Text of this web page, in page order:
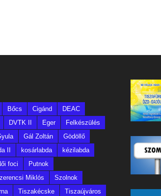
Bőcs Cigánd
DEAC
DVTK II Eger
Felkészülés
Gál Zoltán
Gödöllő
II kosárlabda
kézilabda
foci
Putnok
Miklós
Szolnok
Tiszakécske Tiszaújváros